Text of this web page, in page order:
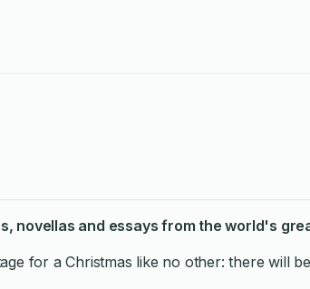
novellas and essays from the world's
for a Christmas like no other: there